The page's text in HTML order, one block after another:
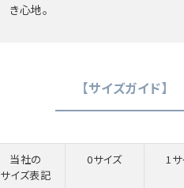
き心地。
【サイズガイド】
当社の
サイズ表記
0サイズ 1サ